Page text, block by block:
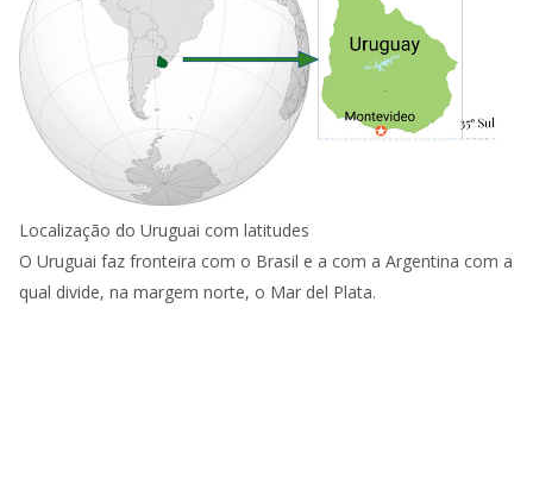
Localização do Uruguai com latitudes
O Uruguai faz fronteira com o Brasil e a com a Argentina com a
qual divide, na margem norte, o Mar del Plata.